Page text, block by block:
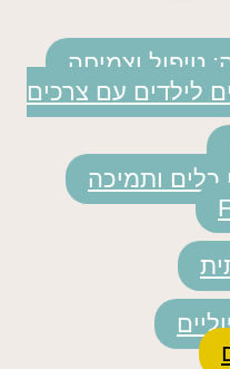
טיפול וצמיחה
לילדים עם צרכים
כלים ותמיכה